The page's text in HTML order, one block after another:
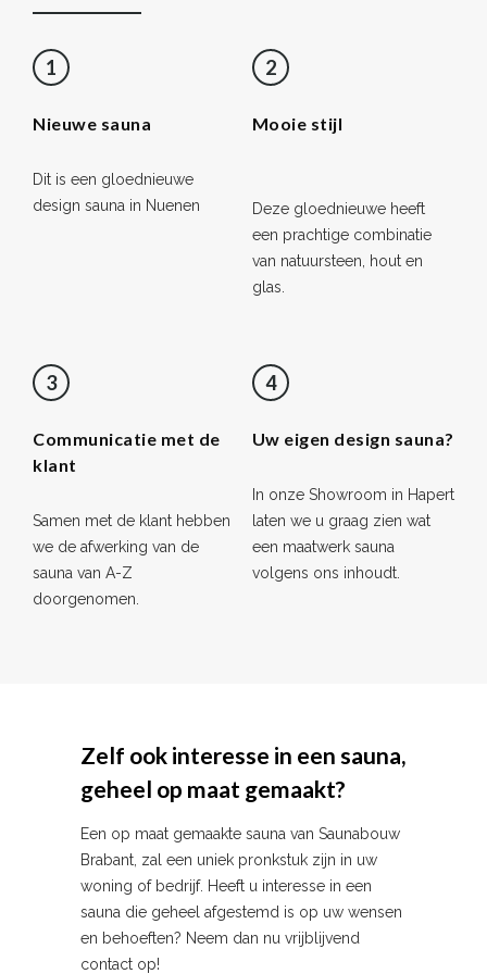
1
Nieuwe sauna
Dit is een gloednieuwe
design sauna in Nuenen
2
Mooie stijl
Deze gloednieuwe heeft
een prachtige combinatie
van natuursteen, hout en
glas.
3
Communicatie met de
klant
Samen met de klant hebben
we de afwerking van de
sauna van A-Z
doorgenomen.
4
Uw eigen design sauna?
In onze Showroom in Hapert
laten we u graag zien wat
een maatwerk sauna
volgens ons inhoudt.
Zelf ook interesse in een sauna,
geheel op maat gemaakt?
Een op maat gemaakte sauna van Saunabouw
Brabant, zal een uniek pronkstuk zijn in uw
woning of bedrijf. Heeft u interesse in een
sauna die geheel afgestemd is op uw wensen
en behoeften? Neem dan nu vrijblijvend
contact op!